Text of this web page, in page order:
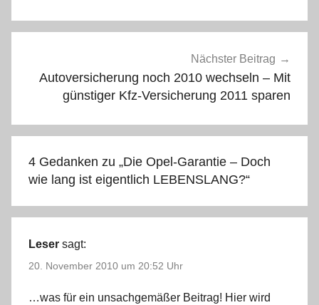
Nächster Beitrag
Autoversicherung noch 2010 wechseln – Mit
günstiger Kfz-Versicherung 2011 sparen
4 Gedanken zu „Die Opel-Garantie – Doch
wie lang ist eigentlich LEBENSLANG?“
Leser sagt:
20. November 2010 um 20:52 Uhr
…was für ein unsachgemäßer Beitrag! Hier wird